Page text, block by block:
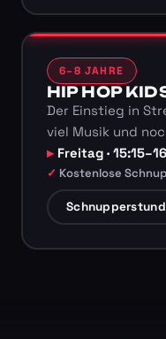
6–8 JAHRE
HIP HOP
Der Einstieg in
viel Musik und
Freitag ·
Kostenlose